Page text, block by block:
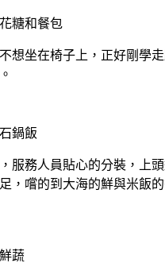
糖和餐包
想坐在椅子上，正好剛學
鍋飯
服務人員貼心的分裝，上
，嚐的到大海的鮮與米飯的
蔬